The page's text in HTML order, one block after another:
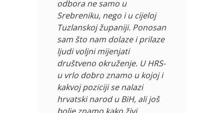
odbora ne samo u
Srebreniku, nego i u cijeloj
Tuzlanskoj županiji. Ponosan
sam što nam dolaze i prilaze
ljudi voljni mijenjati
društveno okruženje. U HRS-
u vrlo dobro znamo u kojoj i
kakvoj poziciji se nalazi
hrvatski narod u BiH, ali još